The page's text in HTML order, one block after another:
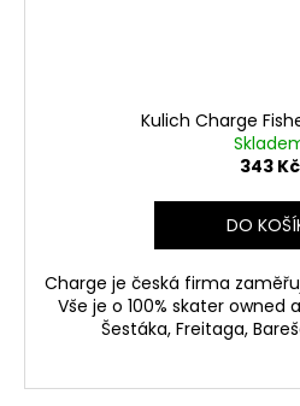
Kulich Charge
343 Kč
DO
Charge je česká firma
Vše je o 100% skater
Šestáka, Freitaga,